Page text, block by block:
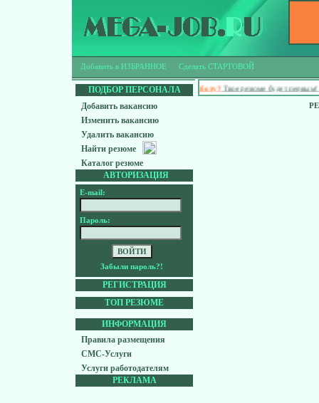
Добавить в ИЗБРАННОЕ Сделать СТАРТОВОЙ
ПОДБОР ПЕРСОНАЛА
Добавить вакансию
Изменить вакансию
Удалить вакансию
Найти резюме
Каталог резюме
АВТОРИЗАЦИЯ
E-mail:
Пароль:
Забыли пароль?!
РЕГИСТРАЦИЯ
ТОП РЕЗЮМЕ
ИНФОРМАЦИЯ
Правила размещения
СМС-Услуги
Услуги работодателям
РЕКЛАМА
Ищешь работу?Твое резюме будет первым!